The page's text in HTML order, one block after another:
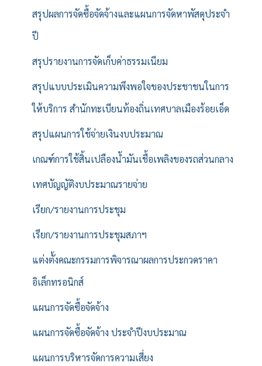
สรุปผลการจัดซื้อจัดจ้างและแผนการจัดหาพัสดุประจำ
ปี
สรุปรายงานการจัดเก็บค่าธรรมเนียม
สรุปแบบประเมินความพึงพอใจของประชาชนในการ
ให้บริการ สำนักทะเบียนท้องถิ่นเทศบาลเมืองร้อยเอ็ด
สรุปแผนการใช้จ่ายเงินงบประมาณ
เกณฑ์การใช้สิ้นเปลืองน้ำมันเชื้อเพลิงของรถส่วนกลาง
เทศบัญญัติงบประมาณรายจ่าย
เรียก/รายงานการประชุม
เรียก/รายงานการประชุมสภาฯ
แต่งตั้งคณะกรรมการพิจารณาผลการประกวดราคา
อิเล็กทรอนิกส์
แผนการจัดซื้อจัดจ้าง
แผนการจัดซื้อจัดจ้าง ประจำปีงบประมาณ
แผนการบริหารจัดการความเสี่ยง